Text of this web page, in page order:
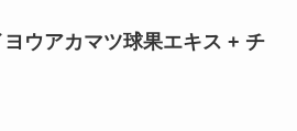
ウアカマツ球果エキス + チ